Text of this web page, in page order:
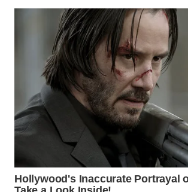
INFRASTRUKTUR
WAHANA
KONSUMEN
WAHANA
LISTRIK
WAHANA
WAHANA
TV